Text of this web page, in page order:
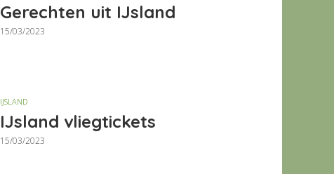
Gerechten uit IJsland
15/03/2023
IJSLAND
IJsland vliegtickets
15/03/2023